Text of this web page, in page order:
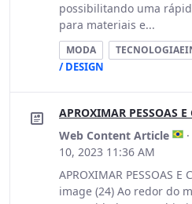
possibilitando uma
para materiais e...
MODA
/ DESIGN
APROXIMAR PESSOAS E
Web Content Article
10, 2023 11:36 AM
APROXIMAR PESSOAS E
image (24) Ao redor do